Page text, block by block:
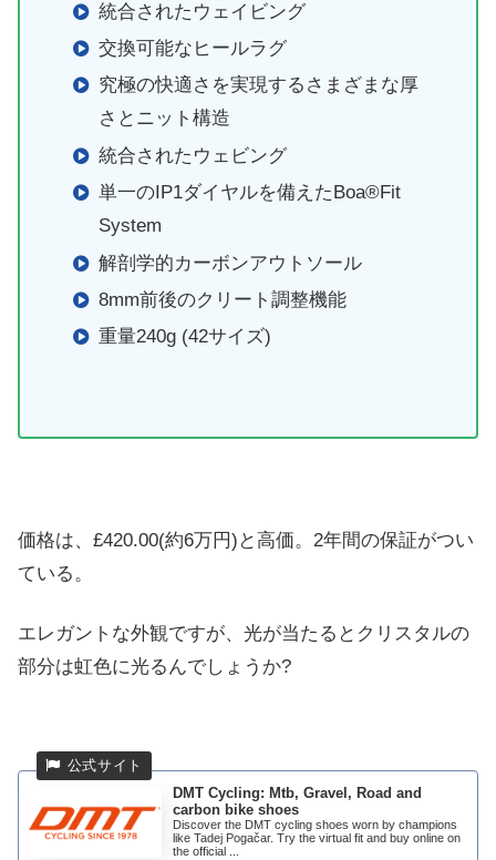
統合されたウェイビング
交換可能なヒールラグ
究極の快適さを実現するさまざまな厚
さとニット構造
統合されたウェビング
単一のIP1ダイヤルを備えたBoa®Fit
System
解剖学的カーボンアウトソール
8mm前後のクリート調整機能
重量240g (42サイズ)
価格は、£420.00(約6万円)と高価。2年間の保証がつい
ている。
エレガントな外観ですが、光が当たるとクリスタルの
部分は虹色に光るんでしょうか?
DMT Cycling: Mtb, Gravel, Road and
carbon bike shoes
Discover the DMT cycling shoes worn by champions
like Tadej Pogačar. Try the virtual fit and buy online on
the official ...